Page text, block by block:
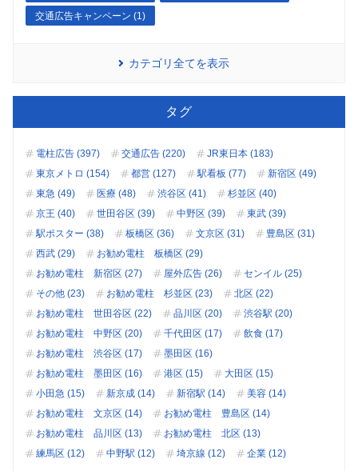
交通広告キャンペーン (1)
カテゴリ全てを表示
タグ
電柱広告 (397) 交通広告 (220)
JR東日本 (183)
東京メトロ (154)
都営 (127) 駅看板 (77)
新宿区 (49)
東急 (49)
医療 (48) 渋谷区 (41)
杉並区 (40)
京王 (40)
世田谷区 (39) 中野区 (39)
東武 (39)
駅ポスター (38)
板橋区 (36) 文京区 (31)
豊島区 (31)
西武 (29)
お勧め電柱 板橋区 (29)
お勧め電柱 新宿区 (27)
屋外広告 (26)
センイル (25)
その他 (23)
お勧め電柱 杉並区 (23)
北区 (22)
お勧め電柱 世田谷区 (22)
品川区 (20)
渋谷駅 (20)
お勧め電柱 中野区 (20)
千代田区 (17)
飲食 (17)
お勧め電柱 渋谷区 (17)
墨田区 (16)
お勧め電柱 墨田区 (16)
港区 (15)
大田区 (15)
小田急 (15)
新京成 (14) 新宿駅 (14)
美容 (14)
お勧め電柱 文京区 (14)
お勧め電柱 豊島区 (14)
お勧め電柱 品川区 (13)
お勧め電柱 北区 (13)
練馬区 (12)
中野駅 (12) 埼京線 (12) 企業 (12)